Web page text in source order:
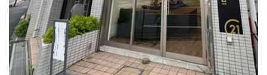
4ＳＬＤＫ
海老名駅
バ15分・歩1分
リビングダイニング部分の床暖房完備 車並列2台駐…
第5位